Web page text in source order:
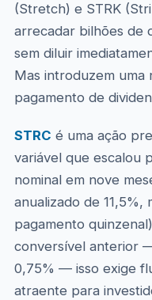
(Stretch) e STRK
arrecadar bilhões de
sem diluir
Mas introduzem uma
pagamento de
STRC é uma ação
variável que escalou
nominal em nove
anualizado de
pagamento
conversível anterior
0,75% — isso exige
atraente para